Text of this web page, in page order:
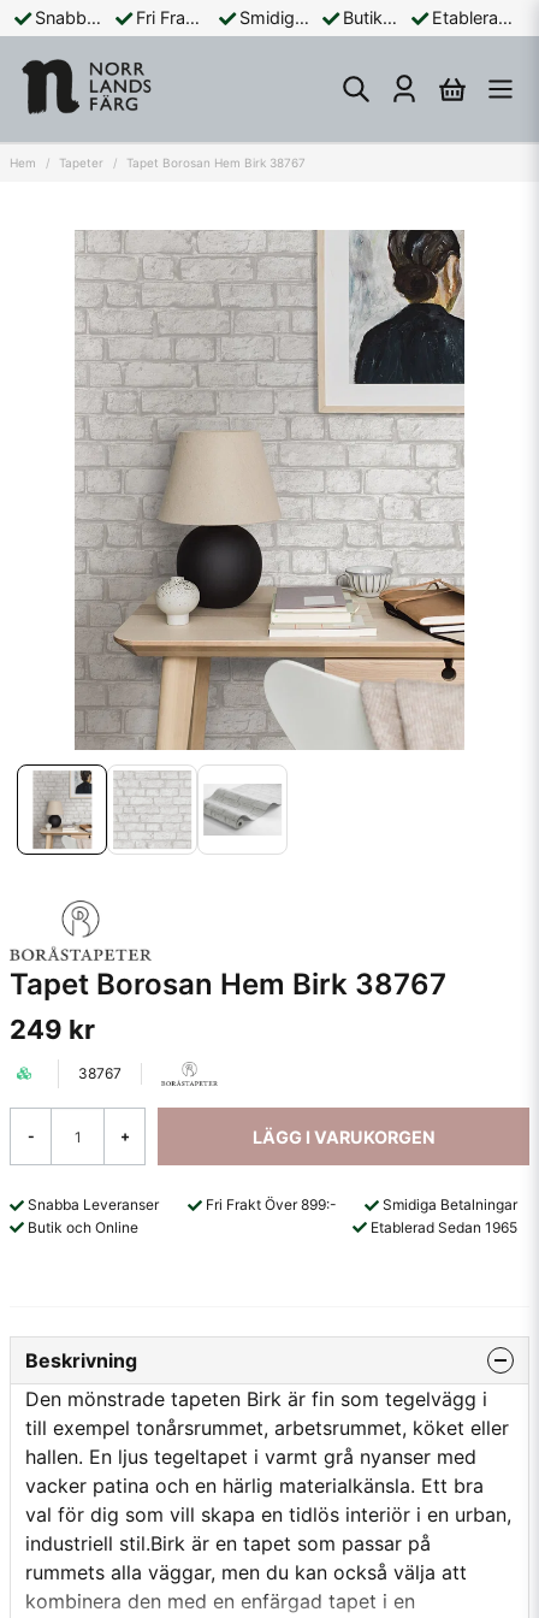
Snabba Leveranser Fri Frakt Över 899:- Smidiga Betalningar Butik och Online Etablerad Sedan 1965
Hem Tapeter Tapet Borosan Hem Birk 38767
Tapet Borosan Hem Birk 38767
249 kr
38767
- + LÄGG I VARUKORGEN
Snabba Leveranser Fri Frakt Över 899:-
Smidiga Betalningar
Butik och Online
Etablerad Sedan 1965
Beskrivning
Den mönstrade tapeten Birk är fin som tegelvägg i
till exempel tonårsrummet, arbetsrummet, köket eller
hallen. En ljus tegeltapet i varmt grå nyanser med
vacker patina och en härlig materialkänsla. Ett bra
val för dig som vill skapa en tidlös interiör i en urban,
industriell stil.Birk är en tapet som passar på
rummets alla väggar, men du kan också välja att
kombinera den med en enfärgad tapet i en